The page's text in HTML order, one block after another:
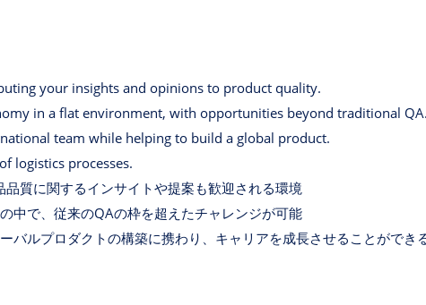
your insights and opinions to product quality.
in a flat environment, with opportunities beyond traditional
team while helping to build a global product.
logistics processes.
質に関するインサイトや提案も歓迎される環境
中で、従来のQAの枠を超えたチャレンジが可能
バルプロダクトの構築に携わり、キャリアを成長させることができ